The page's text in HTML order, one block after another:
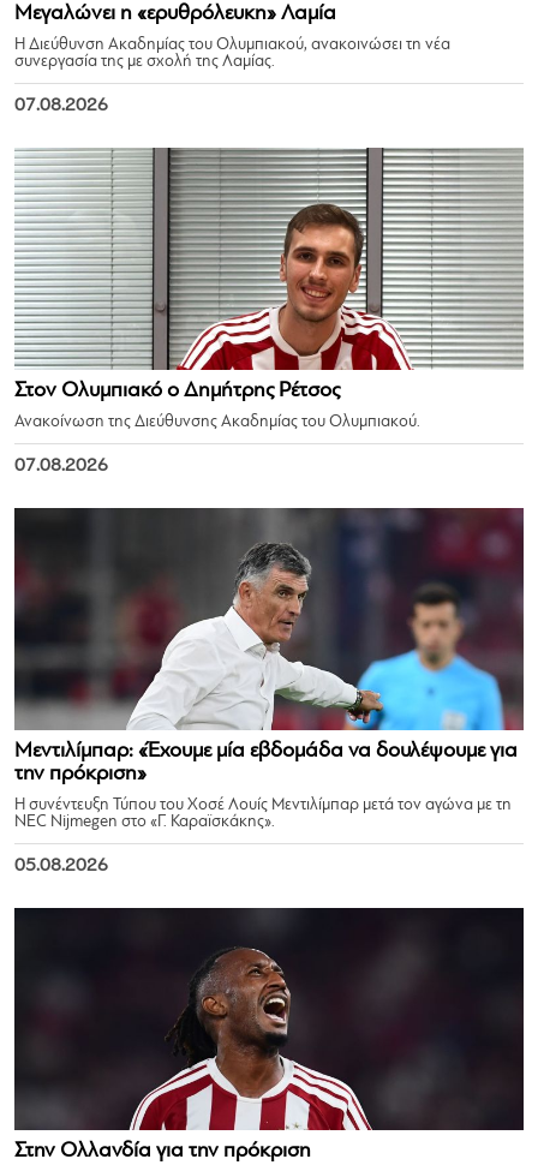
Μεγαλώνει η «ερυθρόλευκη» Λαμία
Η Διεύθυνση Ακαδημίας του Ολυμπιακού, ανακοινώσει τη νέα
συνεργασία της με σχολή της Λαμίας.
07.08.2026
Στον Ολυμπιακό ο Δημήτρης Ρέτσος
Ανακοίνωση της Διεύθυνσης Ακαδημίας του Ολυμπιακού.
07.08.2026
Μεντιλίμπαρ: «Έχουμε μία εβδομάδα να δουλέψουμε για
την πρόκριση»
Η συνέντευξη Τύπου του Χοσέ Λουίς Μεντιλίμπαρ μετά τον αγώνα με τη
NEC Nijmegen στο «Γ. Καραϊσκάκης».
05.08.2026
Στην Ολλανδία για την πρόκριση